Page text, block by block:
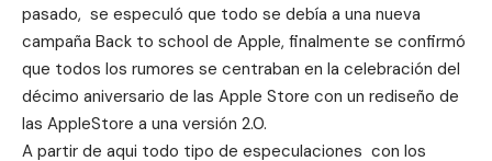
pasado, se especuló que todo se debía a una nueva
campaña Back to school de Apple, finalmente se confirmó
que todos los rumores se centraban en la celebración del
décimo aniversario de las Apple Store con un rediseño de
las AppleStore a una versión 2.0.
A partir de aqui todo tipo de especulaciones con los